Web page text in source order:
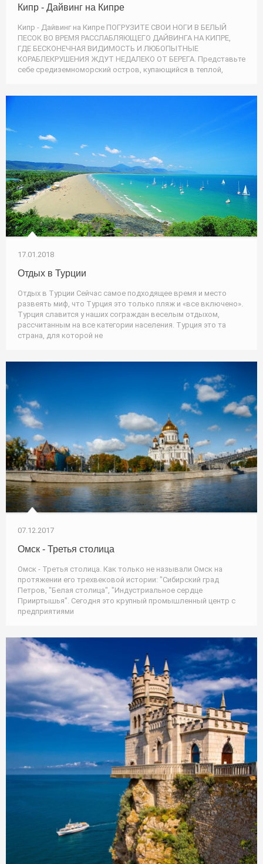
Кипр - Дайвинг на Кипре
Кипр - Дайвинг на Кипре ПОГРУЗИТЕ СВОИ НОГИ В БЕЛЫЙ
ПЕСОК ВО ВРЕМЯ РАССЛАБЛЯЮЩЕГО ДАЙВИНГА НА КИПРЕ,
ГДЕ БЕСКОНЕЧНАЯ ВИДИМОСТЬ И ЛЮБОПЫТНЫЕ
КОРАБЛЕКРУШЕНИЯ ЖДУТ НЕДАЛЕКО ОТ БЕРЕГА. Представьте
себе средиземноморский остров, купающийся в теплой,
17.01.2018
Отдых в Турции
Отдых в Турции Сейчас самое подходящее время и место
развеять миф, что Турция это только пляж и «все включено».
Турция славится у наших сограждан веселым отдыхом,
рассчитанным на все категории населения. Турция это та
страна, для которой не
07.12.2017
Омск - Третья столица
Омск - Третья столица. Как только не называли Омск на
протяжении его трехвековой истории: "Сибирский град
Петров, "Белая столица", "Индустриальное сердце
Прииртышья". Сегодня это крупный промышленный центр с
предприятиями